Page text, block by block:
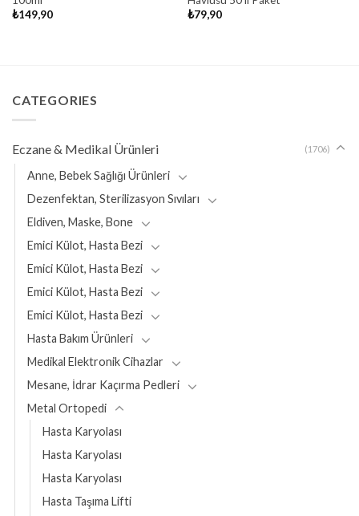
₺149,90
₺79,90
CATEGORIES
Eczane & Medikal Ürünleri (1706)
Anne, Bebek Sağlığı Ürünleri
Dezenfektan, Sterilizasyon Sıvıları
Eldiven, Maske, Bone
Emici Külot, Hasta Bezi
Emici Külot, Hasta Bezi
Emici Külot, Hasta Bezi
Emici Külot, Hasta Bezi
Hasta Bakım Ürünleri
Medikal Elektronik Cihazlar
Mesane, İdrar Kaçırma Pedleri
Metal Ortopedi
Hasta Karyolası
Hasta Karyolası
Hasta Karyolası
Hasta Taşıma Lifti